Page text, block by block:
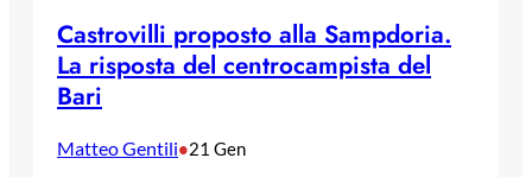
Castrovilli proposto alla Sampdoria.
La risposta del centrocampista del
Bari
Matteo Gentili•21 Gen